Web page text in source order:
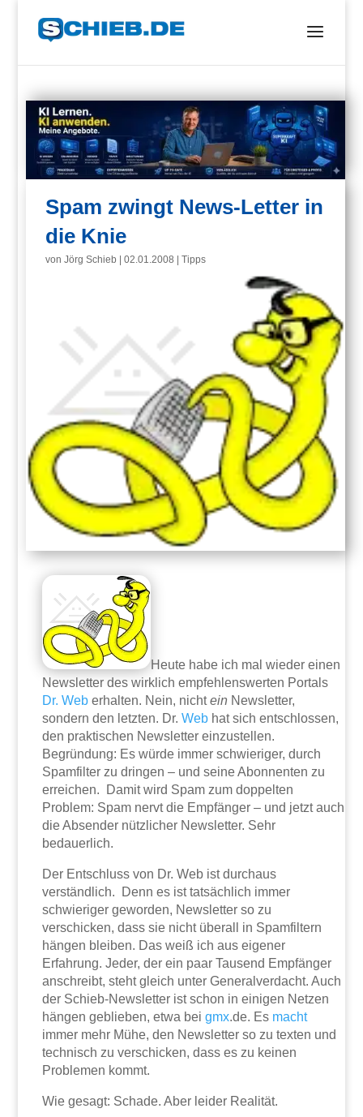
Spam zwingt News-Letter in
die Knie
vonJörg Schieb |02.01.2008 |Tipps
Heute habe ich mal wieder einen
Newsletter des wirklich empfehlenswerten Portals
Dr. Web erhalten. Nein, nichtein Newsletter,
sondern den letzten. Dr.Web hat sich entschlossen,
den praktischen Newsletter einzustellen.
Begründung: Es würde immer schwieriger, durch
Spamfilter zu dringen – und seine Abonnenten zu
erreichen. Damit wird Spam zum doppelten
Problem: Spam nervt die Empfänger – und jetzt auch
die Absender nützlicher Newsletter. Sehr
bedauerlich.
Der Entschluss von Dr. Web ist durchaus
verständlich. Denn es ist tatsächlich immer
schwieriger geworden, Newsletter so zu
verschicken, dass sie nicht überall in Spamfiltern
hängen bleiben. Das weiß ich aus eigener
Erfahrung. Jeder, der ein paar Tausend Empfänger
anschreibt, steht gleich unter Generalverdacht. Auch
der Schieb-Newsletter ist schon in einigen Netzen
hängen geblieben, etwa beigmx.de. Es macht
immer mehr Mühe, den Newsletter so zu texten und
technisch zu verschicken, dass es zu keinen
Problemen kommt.
Wie gesagt: Schade. Aber leider Realität.